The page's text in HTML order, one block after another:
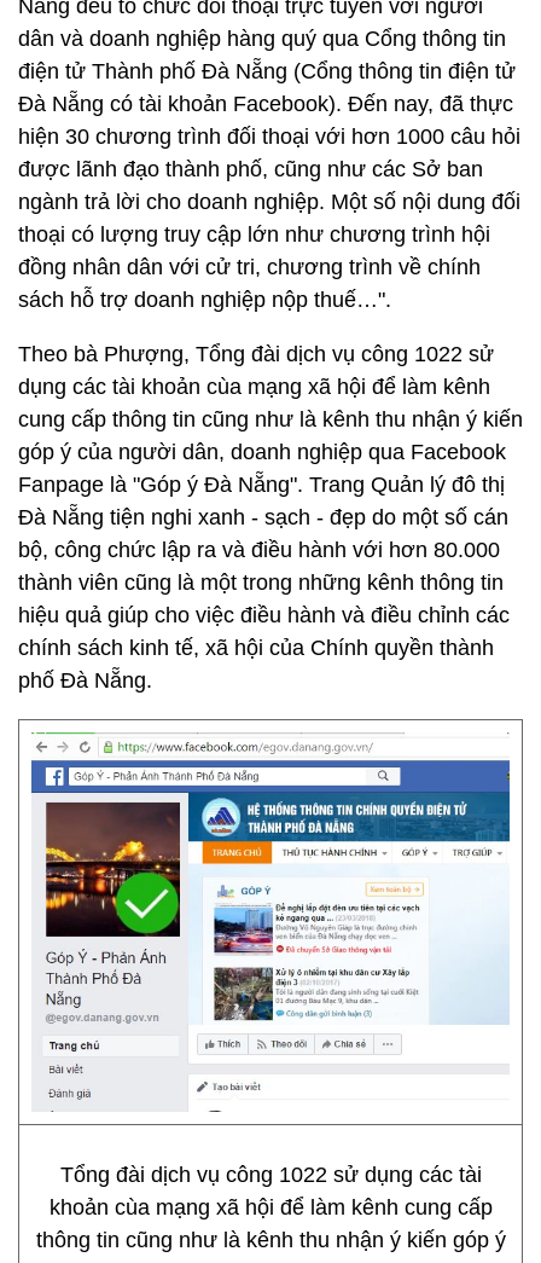
Nẵng đều tổ chức đối thoại trực tuyến với người
dân và doanh nghiệp hàng quý qua Cổng thông tin
điện tử Thành phố Đà Nẵng (Cổng thông tin điện tử
Đà Nẵng có tài khoản Facebook). Đến nay, đã thực
hiện 30 chương trình đối thoại với hơn 1000 câu hỏi
được lãnh đạo thành phố, cũng như các Sở ban
ngành trả lời cho doanh nghiệp. Một số nội dung đối
thoại có lượng truy cập lớn như chương trình hội
đồng nhân dân với cử tri, chương trình về chính
sách hỗ trợ doanh nghiệp nộp thuế…".
Theo bà Phượng, Tổng đài dịch vụ công 1022 sử
dụng các tài khoản cùa mạng xã hội để làm kênh
cung cấp thông tin cũng như là kênh thu nhận ý kiến
góp ý của người dân, doanh nghiệp qua Facebook
Fanpage là "Góp ý Đà Nẵng". Trang Quản lý đô thị
Đà Nẵng tiện nghi xanh - sạch - đẹp do một số cán
bộ, công chức lập ra và điều hành với hơn 80.000
thành viên cũng là một trong những kênh thông tin
hiệu quả giúp cho việc điều hành và điều chỉnh các
chính sách kinh tế, xã hội của Chính quyền thành
phố Đà Nẵng.
Tổng đài dịch vụ công 1022 sử dụng các tài
khoản cùa mạng xã hội để làm kênh cung cấp
thông tin cũng như là kênh thu nhận ý kiến góp ý